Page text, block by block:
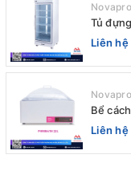
Tủ
Liên hệ
Bể
Quốc
Liên hệ